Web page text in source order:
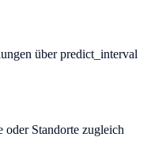
über predict_interval
Standorte zugleich